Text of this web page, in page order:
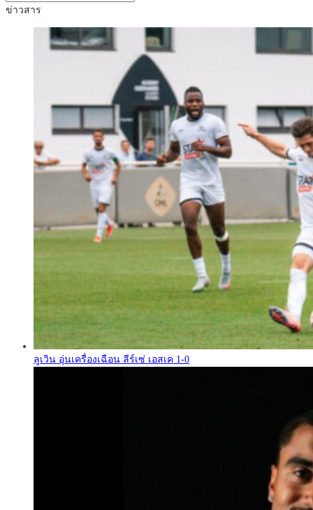
ข่าวสาร
ลูเวิน อุ่นเครื่องเฉือน ลีร์เซ่ เอสเค 1-0